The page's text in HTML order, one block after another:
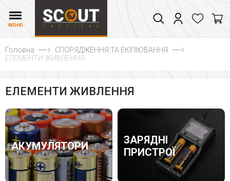
МЕНЮ
Головна
СПОРЯДЖЕННЯ ТА ЕКІПІЮВАННЯ
ЕЛЕМЕНТИ ЖИВЛЕННЯ
ЕЛЕМЕНТИ ЖИВЛЕННЯ
АКУМУЛЯТОРИ
ЗАРЯДНІ
ПРИСТРОЇ